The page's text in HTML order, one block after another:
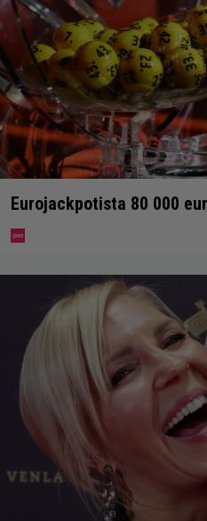
Eurojackpotista 80 000